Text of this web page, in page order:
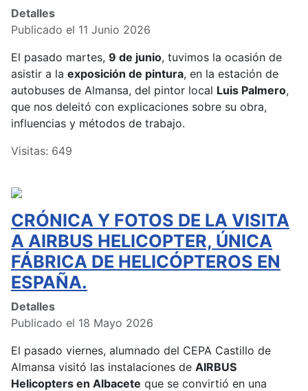
Detalles
Publicado el 11 Junio 2026
El pasado martes, 9 de junio, tuvimos la ocasión de
asistir a la exposición de pintura, en la estación de
autobuses de Almansa, del pintor local Luis Palmero,
que nos deleitó con explicaciones sobre su obra,
influencias y métodos de trabajo.
Visitas: 649
CRÓNICA Y FOTOS DE LA VISITA
A AIRBUS HELICOPTER, ÚNICA
FÁBRICA DE HELICÓPTEROS EN
ESPAÑA.
Detalles
Publicado el 18 Mayo 2026
El pasado viernes, alumnado del CEPA Castillo de
Almansa visitó las instalaciones de AIRBUS
Helicopters en Albacete que se convirtió en una